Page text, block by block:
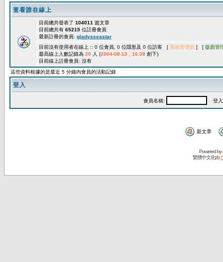
查看誰在線上
目前總共發表了 104011 篇文章
目前總共有 65215 位註冊會員
最新註冊的會員: gladysseastar
目前沒有使用者在線上 :: 0 位會員, 0 位隱形及 0 位訪客 [ 系統管理員 ] [ 版面管
最高線上人數記錄為 20 人 (2004-08-13 , 16:38 創下)
目前線上註冊會員: 沒有
這些資料根據的是最近 5 分鐘內會員的活動記錄
登入
會員名稱: 登入
新文章
Powered by
繁體中文化由